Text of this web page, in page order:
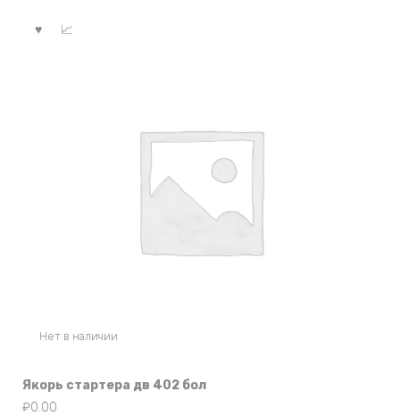
Нет в наличии
Якорь стартера дв 402 бол
₽0.00